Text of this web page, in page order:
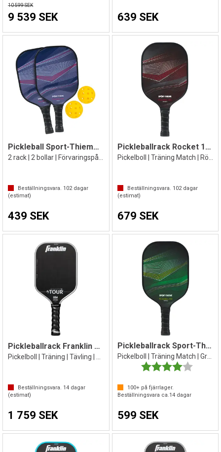
10 599 SEK
9 539 SEK 639 SEK
Pickleball Sport-Thieme Paddle Touch
Beställningsvara. 102 dagar
(estimat)
439 SEK
Pickleballrack Rocket 10 mm
Beställningsvara. 102dagar
(estimat)
679 SEK
Pickleballrack Franklin Dynasty Grå
Pickelboll | Träning | Tävling | 16 mm
Beställningsvara. 14 dagar
(estimat)
1 759 SEK
Pickleballrack Sport-Thieme XSpace 10mm
Pickelboll | Träning Match | Grön/ svart
Betyg:
100+på fjärrlager.
Beställningsvara ca.14dagar
599 SEK